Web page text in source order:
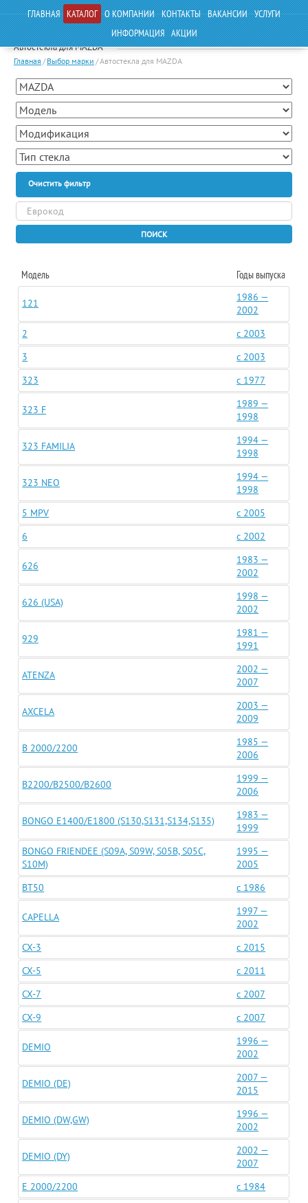
ГЛАВНАЯ КАТАЛОГ О КОМПАНИИ КОНТАКТЫ ВАКАНСИИ УСЛУГИ
ИНФОРМАЦИЯ АКЦИИ
Автостекла для MAZDA
Главная / Выбор марки /Автостекла для MAZDA
Очистить фильтр
ПОИСК
Модель Годы выпуска
121
1986 —
2002
2
c 2003
3
c 2003
323
c 1977
323 F
1989 —
1998
323 FAMILIA
1994 —
1998
323 NEO
1994 —
1998
5 MPV
c 2005
6
c 2002
626
1983 —
2002
626 (USA)
1998 —
2002
929
1981 —
1991
ATENZA
2002 —
2007
AXCELA
2003 —
2009
B 2000/2200
1985 —
2006
B2200/B2500/B2600
1999 —
2006
BONGO E1400/E1800 (S130,S131,S134,S135)
1983 —
1999
BONGO FRIENDEE (S09A, S09W, S05B, S05C,
S10M)
1995 —
2005
BT50
c 1986
CAPELLA
1997 —
2002
CX-3
c 2015
CX-5
c 2011
CX-7
c 2007
CX-9
c 2007
DEMIO
1996 —
2002
DEMIO (DE)
2007 —
2015
DEMIO (DW,GW)
1996 —
2002
DEMIO (DY)
2002 —
2007
E 2000/2200
c 1984